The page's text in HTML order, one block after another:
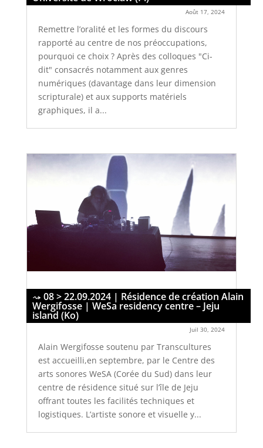
Août 17, 2024
Remettre l’oralité et les formes du discours
rapporté au centre de nos préoccupations,
pourquoi ce choix ? Après des colloques "Ci-
dit" consacrés notamment aux genres
numériques (davantage dans leur dimension
scripturale) et aux supports matériels
graphiques, il a...
08 > 22.09.2024 | Résidence de création Alain
Wergifosse | WeSa residency centre – Jeju
island (Ko)
Juil 30, 2024
Alain Wergifosse soutenu par Transcultures
est accueilli,en septembre, par le Centre des
arts sonores WeSA (Corée du Sud) dans leur
centre de résidence situé sur l’île de Jeju
offrant toutes les facilités techniques et
logistiques. L’artiste sonore et visuelle y...